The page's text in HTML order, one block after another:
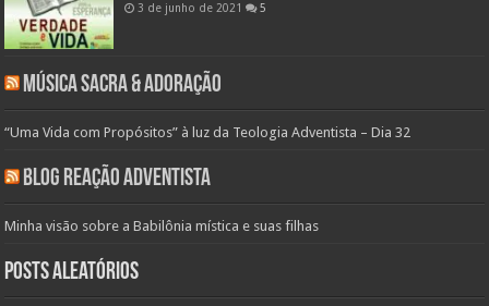
3 de junho de 2021 5
Música Sacra & Adoração
“Uma Vida com Propósitos” à luz da Teologia Adventista – Dia 32
Blog Reação Adventista
Minha visão sobre a Babilônia mística e suas filhas
Posts aleatórios